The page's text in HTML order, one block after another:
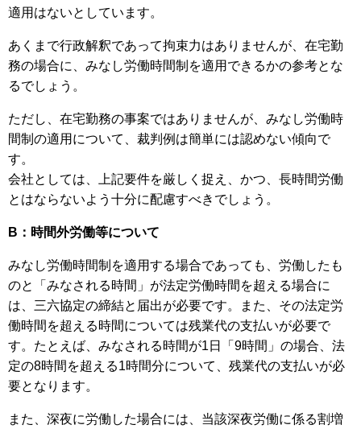
適用はないとしています。
あくまで行政解釈であって拘束力はありませんが、在宅勤
務の場合に、みなし労働時間制を適用できるかの参考とな
るでしょう。
ただし、在宅勤務の事案ではありませんが、みなし労働時
間制の適用について、裁判例は簡単には認めない傾向で
す。
会社としては、上記要件を厳しく捉え、かつ、長時間労働
とはならないよう十分に配慮すべきでしょう。
B：時間外労働等について
みなし労働時間制を適用する場合であっても、労働したも
のと「みなされる時間」が法定労働時間を超える場合に
は、三六協定の締結と届出が必要です。また、その法定労
働時間を超える時間については残業代の支払いが必要で
す。たとえば、みなされる時間が1日「9時間」の場合、法
定の8時間を超える1時間分について、残業代の支払いが必
要となります。
また、深夜に労働した場合には、当該深夜労働に係る割増